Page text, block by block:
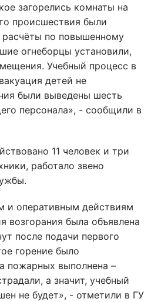
загорелись комнаты на
происшествия были
по повышенному
огнеборцы установили,
Учебный процесс в
детей не
были выведены шесть
персонала», - сообщили в
11 человек и три
работало звено
и оперативным действиям
возгорания была объявлена
после подачи первого
горение было
пожарных выполнена –
а значит, учебный
не будет», - отметили в ГУ